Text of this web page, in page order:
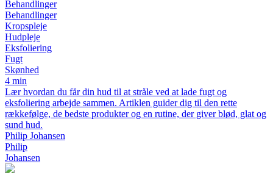
Behandlinger
Behandlinger
Kropspleje
Hudpleje
Eksfoliering
Fugt
Skønhed
4 min
Lær hvordan du får din hud til at stråle ved at lade fugt og
eksfoliering arbejde sammen. Artiklen guider dig til den rette
rækkefølge, de bedste produkter og en rutine, der giver blød, glat og
sund hud.
Philip Johansen
Philip
Johansen